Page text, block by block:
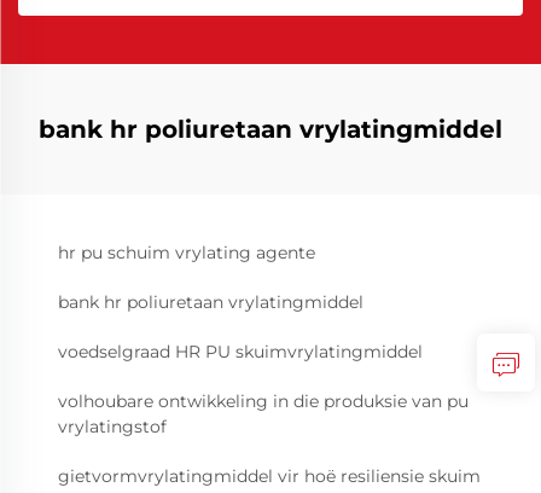
bank hr poliuretaan vrylatingmiddel
hr pu schuim vrylating agente
bank hr poliuretaan vrylatingmiddel
voedselgraad HR PU skuimvrylatingmiddel
volhoubare ontwikkeling in die produksie van pu
vrylatingstof
gietvormvrylatingmiddel vir hoë resiliensie skuim